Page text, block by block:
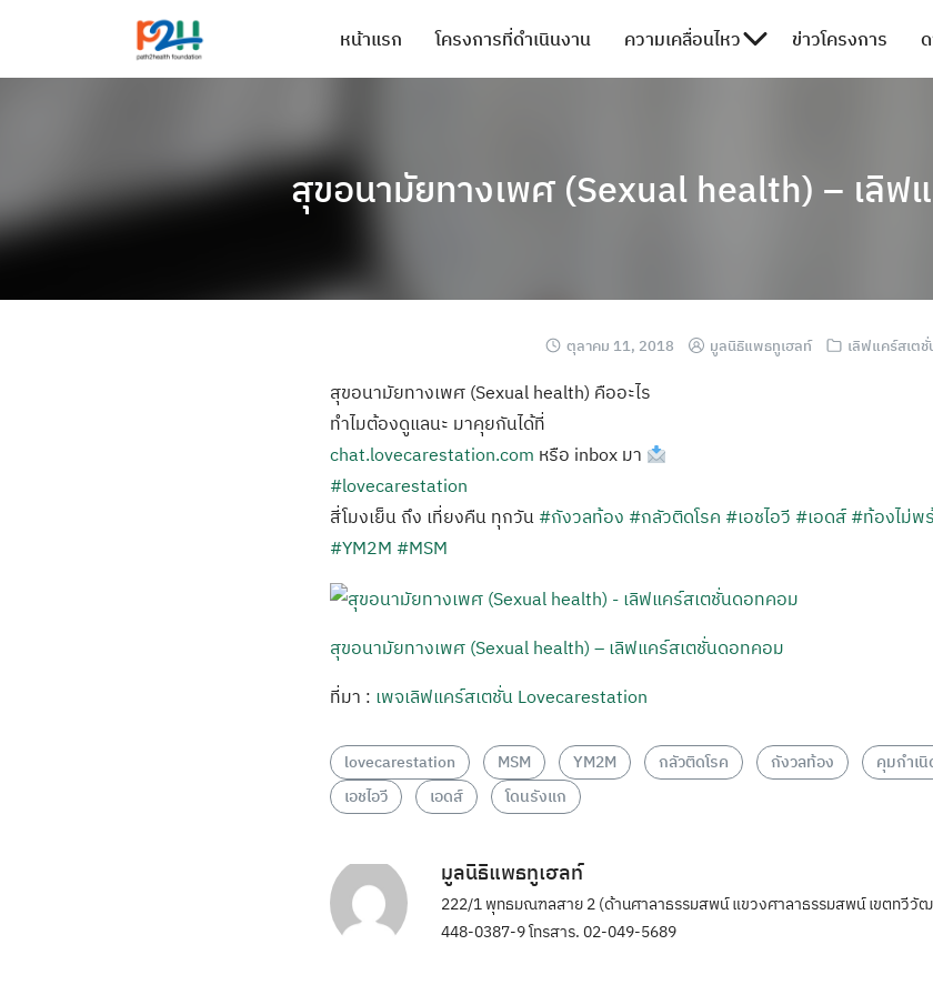
หน้าแรก โครงการที่ดำเนินงาน ความเคลื่อนไหว ข่าวโครงการ
สุขอนามัยทางเพศ (Sexual health) – เลิฟ
ตุลาคม 11, 2018 มูลนิธิแพธทูเฮลท์ เลิฟแคร์สเตชั่
สุขอนามัยทางเพศ (Sexual health) คืออะไร
ทำไมต้องดูแลนะ มาคุยกันได้ที่
chat.lovecarestation.com หรือ inbox มา
#lovecarestation
สี่โมงเย็น ถึง เที่ยงคืน ทุกวัน #กังวลท้อง #กลัวติดโรค #เอชไอวี #เอดส์ #ท้องไม่พ
#YM2M #MSM
สุขอนามัยทางเพศ (Sexual health) – เลิฟแคร์สเตชั่นดอทคอม
ที่มา : เพจเลิฟแคร์สเตชั่น Lovecarestation
lovecarestation MSM YM2M กลัวติดโรค กังวลท้อง คุมกำเนิ
เอชไอวี
เอดส์ โดนรังแก
มูลนิธิแพธทูเฮลท์
222/1 พุทธมณฑลสาย 2 (ด้านศาลาธรรมสพน์ แขวงศาลาธรรมสพน์ เขตทวีวัฒ
448-0387-9 โทรสาร. 02-049-5689